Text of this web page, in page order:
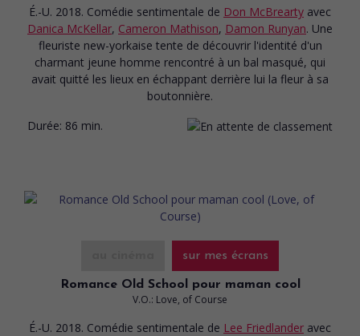
É.-U. 2018. Comédie sentimentale de Don McBrearty avec
Danica McKellar, Cameron Mathison, Damon Runyan. Une
fleuriste new-yorkaise tente de découvrir l'identité d'un
charmant jeune homme rencontré à un bal masqué, qui
avait quitté les lieux en échappant derrière lui la fleur à sa
boutonnière.
Durée: 86 min.
sur mes écrans
Romance Old School pour maman cool
V.O.: Love, of Course
É.-U. 2018. Comédie sentimentale de Lee Friedlander avec